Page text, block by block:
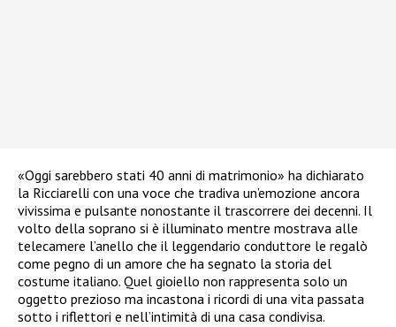
«Oggi sarebbero stati 40 anni di matrimonio» ha dichiarato
la Ricciarelli con una voce che tradiva un’emozione ancora
vivissima e pulsante nonostante il trascorrere dei decenni. Il
volto della soprano si è illuminato mentre mostrava alle
telecamere l’anello che il leggendario conduttore le regalò
come pegno di un amore che ha segnato la storia del
costume italiano. Quel gioiello non rappresenta solo un
oggetto prezioso ma incastona i ricordi di una vita passata
sotto i riflettori e nell’intimità di una casa condivisa.